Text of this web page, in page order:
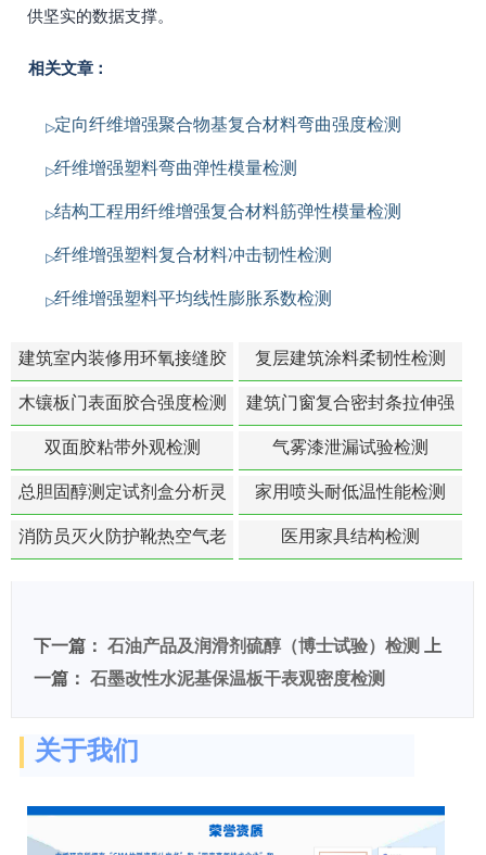
供坚实的数据支撑。
相关文章：
定向纤维增强聚合物基复合材料弯曲强度检测
纤维增强塑料弯曲弹性模量检测
结构工程用纤维增强复合材料筋弹性模量检测
纤维增强塑料复合材料冲击韧性检测
纤维增强塑料平均线性膨胀系数检测
建筑室内装修用环氧接缝胶
苯含量检测
复层建筑涂料柔韧性检测
木镶板门表面胶合强度检测
建筑门窗复合密封条拉伸强
度-硬质塑料材料检测
双面胶粘带外观检测 气雾漆泄漏试验检测
总胆固醇测定试剂盒分析灵
敏度检测
家用喷头耐低温性能检测
消防员灭火防护靴热空气老
医用家具结构检测
下一篇： 石油产品及润滑剂硫醇（博士试验）检测
上
一篇： 石墨改性水泥基保温板干表观密度检测
关于我们